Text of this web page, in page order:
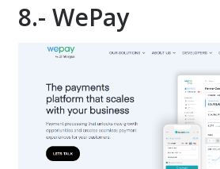
8.- WePay